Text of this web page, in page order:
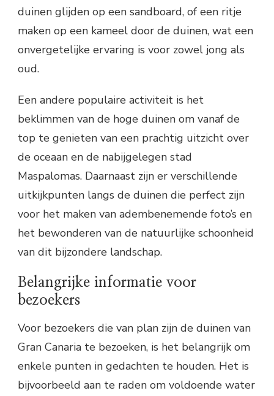
duinen glijden op een sandboard, of een ritje
maken op een kameel door de duinen, wat een
onvergetelijke ervaring is voor zowel jong als
oud.
Een andere populaire activiteit is het
beklimmen van de hoge duinen om vanaf de
top te genieten van een prachtig uitzicht over
de oceaan en de nabijgelegen stad
Maspalomas. Daarnaast zijn er verschillende
uitkijkpunten langs de duinen die perfect zijn
voor het maken van adembenemende foto’s en
het bewonderen van de natuurlijke schoonheid
van dit bijzondere landschap.
Belangrijke informatie voor
bezoekers
Voor bezoekers die van plan zijn de duinen van
Gran Canaria te bezoeken, is het belangrijk om
enkele punten in gedachten te houden. Het is
bijvoorbeeld aan te raden om voldoende water